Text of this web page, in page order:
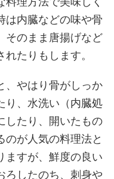
は内臓などの味や骨
そのまま唐揚げなど
たりもします。
、やはり骨がしっか
り、水洗い（内臓処
したり、開いたもの
のが人気の料理法と
ますが、鮮度の良い
ろしたのち、刺身や